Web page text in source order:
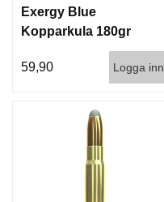
Exergy Blue
Kopparkula 180gr
59,90
Logga inn